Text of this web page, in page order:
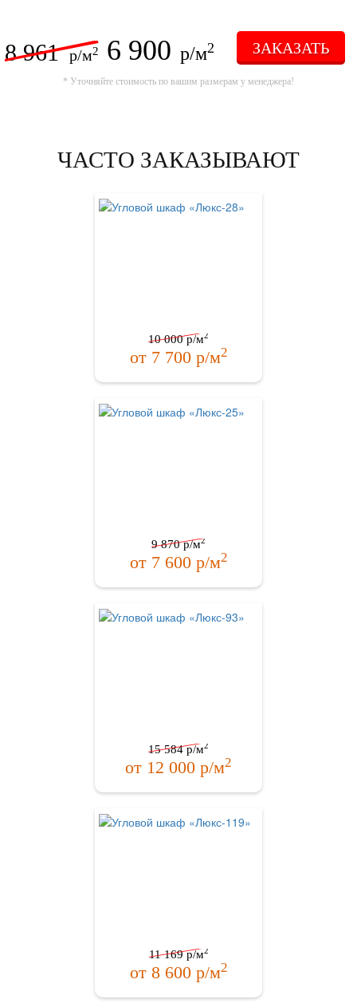
8 961 р/м2 6 900 р/м2 ЗАКАЗАТЬ
* Уточняйте стоимость по вашим размерам у менеджера!
ЧАСТО ЗАКАЗЫВАЮТ
10 000р/м2
от 7 700р/м2
9 870р/м2
от 7 600р/м2
15 584р/м2
от 12 000 р/м2
11 169р/м2
от 8 600р/м2